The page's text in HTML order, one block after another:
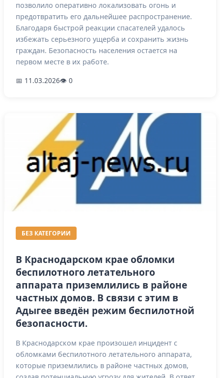
позволило оперативно локализовать огонь и
предотвратить его дальнейшее распространение.
Благодаря быстрой реакции спасателей удалось
избежать серьезного ущерба и сохранить жизнь
граждан. Безопасность населения остается на
первом месте в их работе.
📅 11.03.2026👁 0
БЕЗ КАТЕГОРИИ
В Краснодарском крае обломки
беспилотного летательного
аппарата приземлились в районе
частных домов. В связи с этим в
Адыгее введён режим беспилотной
безопасности.
В Краснодарском крае произошел инцидент с
обломками беспилотного летательного аппарата,
которые приземлились в районе частных домов,